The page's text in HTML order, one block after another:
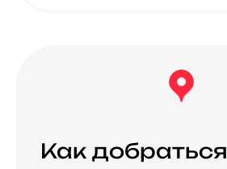
Как добраться